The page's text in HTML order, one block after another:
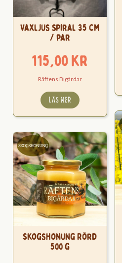
Vaxljus spiral 35 cm
/ par
115,00kr
Räftens Bigårdar
LÄS MER
Skogshonung Rörd
500 g